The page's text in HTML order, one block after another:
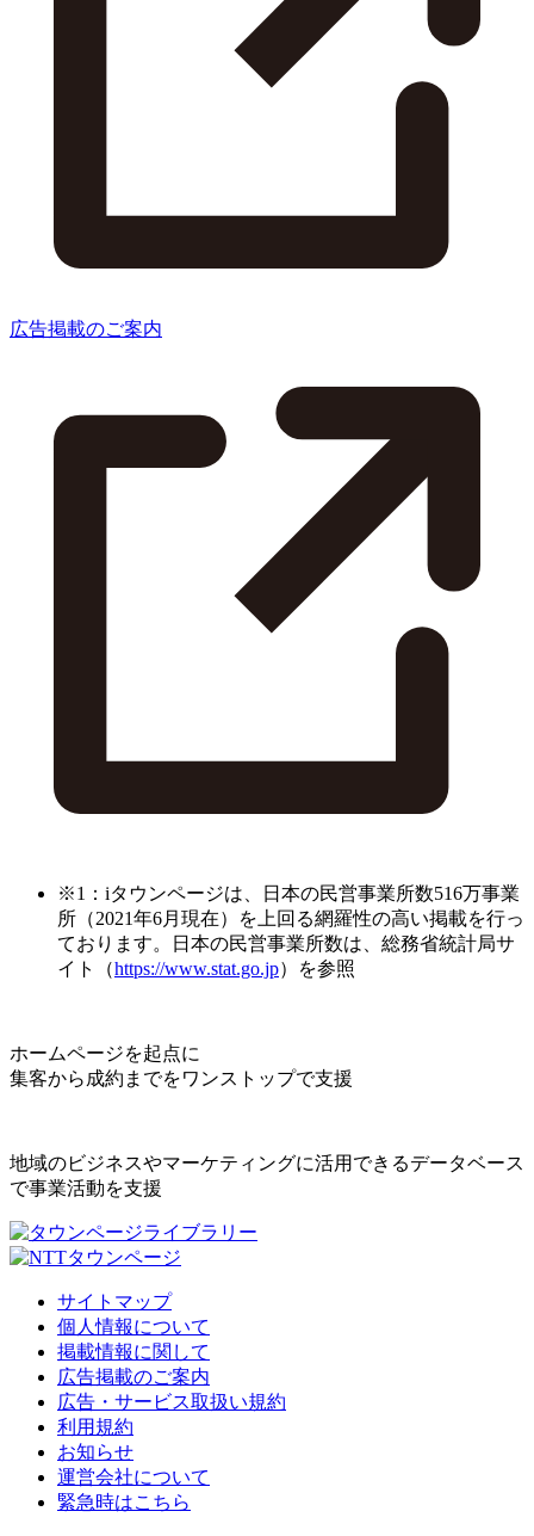
広告掲載のご案内
※1：iタウンページは、日本の民営事業所数516万事業
所（2021年6月現在）を上回る網羅性の高い掲載を行っ
ております。日本の民営事業所数は、総務省統計局サ
イト（https://www.stat.go.jp）を参照
ホームページを起点に
集客から成約までをワンストップで支援
地域のビジネスやマーケティングに活用できるデータベース
で事業活動を支援
サイトマップ
個人情報について
掲載情報に関して
広告掲載のご案内
広告・サービス取扱い規約
利用規約
お知らせ
運営会社について
緊急時はこちら